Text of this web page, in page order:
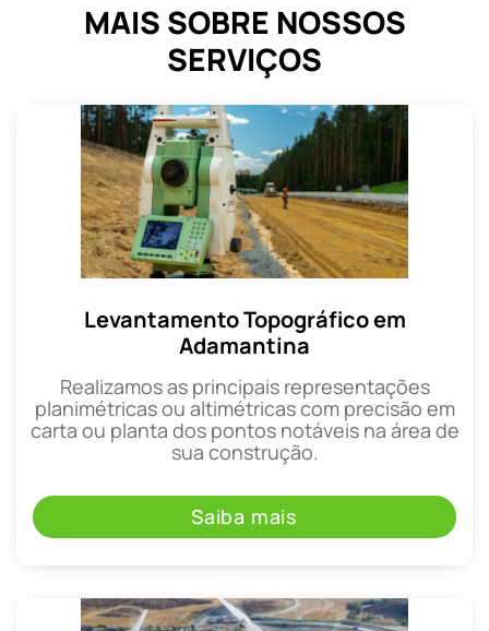
MAIS SOBRE NOSSOS
SERVIÇOS
Levantamento Topográfico em
Adamantina
Realizamos as principais representações
planimétricas ou altimétricas com precisão em
carta ou planta dos pontos notáveis na área de
sua construção.
Saiba mais